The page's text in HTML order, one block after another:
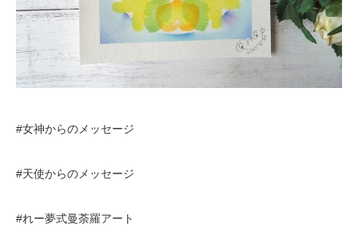
#女神からのメッセージ
#天使からのメッセージ
#れー夢式曼荼羅アート